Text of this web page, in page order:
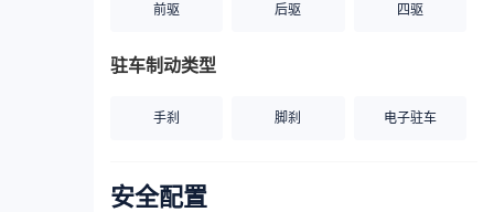
前驱 后驱 四驱
驻车制动类型
手刹 脚刹 电子驻车
安全配置